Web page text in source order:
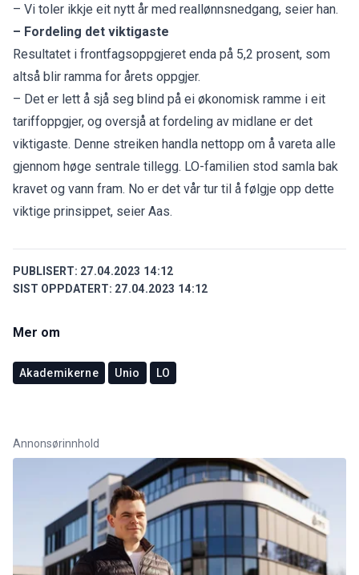
– Vi toler ikkje eit nytt år med reallønnsnedgang, seier han.
– Fordeling det viktigaste
Resultatet i frontfagsoppgjeret enda på 5,2 prosent, som
altså blir ramma for årets oppgjer.
– Det er lett å sjå seg blind på ei økonomisk ramme i eit
tariffoppgjer, og oversjå at fordeling av midlane er det
viktigaste. Denne streiken handla nettopp om å vareta alle
gjennom høge sentrale tillegg. LO-familien stod samla bak
kravet og vann fram. No er det vår tur til å følgje opp dette
viktige prinsippet, seier Aas.
PUBLISERT: 27.04.2023 14:12
SIST OPPDATERT: 27.04.2023 14:12
Mer om
Akademikerne Unio LO
Annonsørinnhold